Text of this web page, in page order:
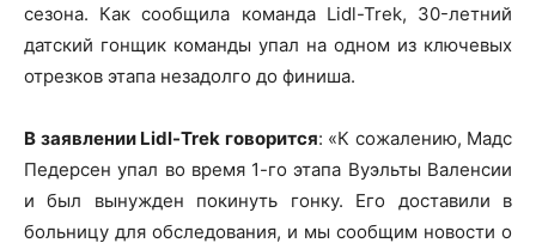
сезона. Как сообщила команда Lidl-Trek, 30-летний
датский гонщик команды упал на одном из ключевых
отрезков этапа незадолго до финиша.
В заявлении Lidl-Trek говорится: «К сожалению, Мадс
Педерсен упал во время 1-го этапа Вуэльты Валенсии
и был вынужден покинуть гонку. Его доставили в
больницу для обследования, и мы сообщим новости о